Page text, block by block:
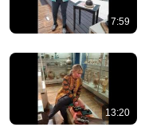
7:59
13:20